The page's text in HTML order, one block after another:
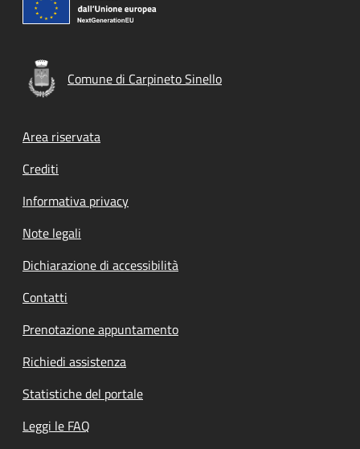
Comune di Carpineto Sinello
Footer menu
Area riservata
Crediti
Informativa privacy
Note legali
Dichiarazione di accessibilità
Contatti
Prenotazione appuntamento
Richiedi assistenza
Statistiche del portale
Leggi le FAQ